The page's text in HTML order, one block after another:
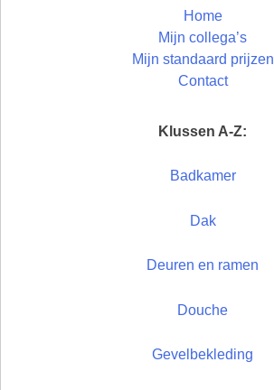
Home
Mijn collega’s
Mijn standaard prijzen
Contact
Klussen A-Z:
Badkamer
Dak
Deuren en ramen
Douche
Gevelbekleding